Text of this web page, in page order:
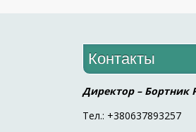
Контакты
Директор – Бортник
Тел.: +380637893257